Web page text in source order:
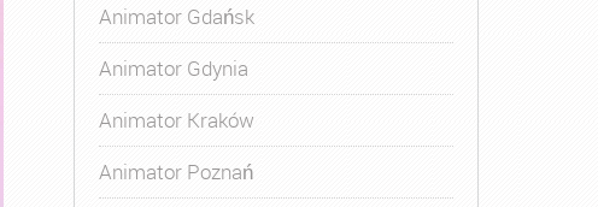
Animator Gdańsk
Animator Gdynia
Animator Kraków
Animator Poznań